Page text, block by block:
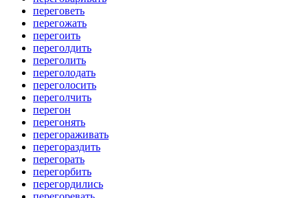
переговеть
перегожать
перегоить
переголдить
переголить
переголодать
переголосить
переголчить
перегон
перегонять
перегораживать
перегораздить
перегорать
перегорбить
перегордились